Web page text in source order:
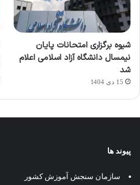
شیوه برگزاری امتحانات پایان
نیمسال دانشگاه آزاد اسلامی اعلام
شد
15 دی 1404
پیوند ها
سازمان سنجش آموزش کشور